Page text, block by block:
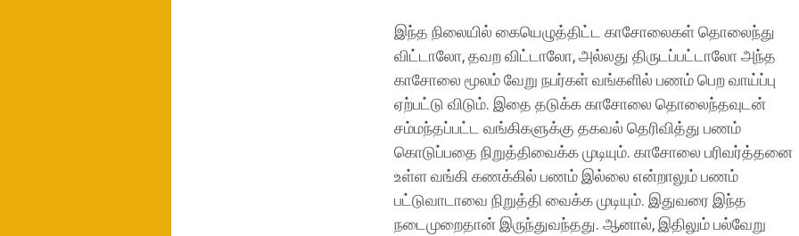
இந்த நிலையில் கையெழுத்திட்ட காசோலைகள் தொலைந்து
விட்டாலோ, தவற விட்டாலோ, அல்லது திருடப்பட்டாலோ அந்த
காசோலை மூலம் வேறு நபர்கள் வங்களில் பணம் பெற வாய்ப்பு
ஏற்பட்டு விடும். இதை தடுக்க காசோலை தொலைந்தவுடன்
சம்மந்தப்பட்ட வங்கிகளுக்கு தகவல் தெரிவித்து பணம்
கொடுப்பதை நிறுத்திவைக்க முடியும். காசோலை பரிவர்த்தனை
உள்ள வங்கி கணக்கில் பணம் இல்லை என்றாலும் பணம்
பட்டுவாடாவை நிறுத்தி வைக்க முடியும். இதுவரை இந்த
நடைமுறைதான் இருந்துவந்தது. ஆனால், இதிலும் பல்வேறு